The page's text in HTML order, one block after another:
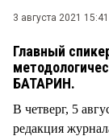
3 августа 2021 15:41
Главный
БАТАРИН.
В четверг, 5
редакция